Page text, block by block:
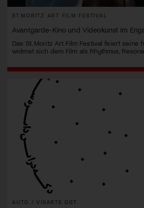
ST.MORITZ ART FILM FESTIVAL
Avantgarde-Kino und Videokunst im
Das St. Moritz Art Film Festival feiert seine
widmet sich dem Film als Rhythmus,
AUTO / VISARTE OST